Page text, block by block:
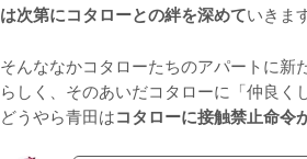
は次第にコタローとの絆を深めていきま
そんななかコタローたちのアパートに
らしく、そのあいだコタローに「仲良く
どうやら青田はコタローに接触禁止命令